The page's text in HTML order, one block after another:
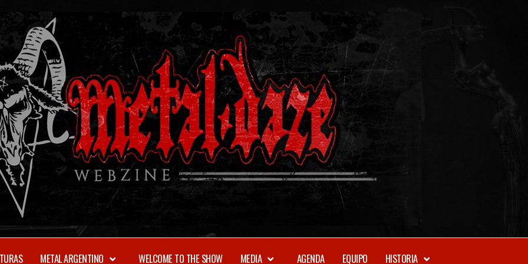
METAL-
METAL ARGENTINO WELCOME TO THE SHOW MEDIA AGENDA EQUIPO HISTORIA